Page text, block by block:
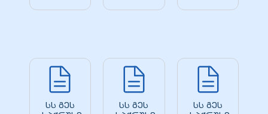
სს გეს
სს გეს
სს გეს